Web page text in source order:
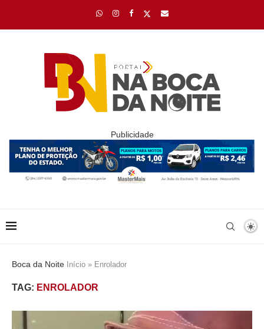
Publicidade
Boca da Noite Início » Enrolador
TAG: ENROLADOR